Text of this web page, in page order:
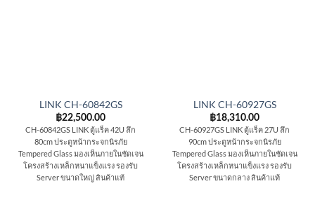
LINK CH-60842GS
฿22,500.00
CH-60842GS LINK ตู้แร็ค 42U ลึก
80cm ประตูหน้ากระจกนิรภัย
Tempered Glass มองเห็นภายในชัดเจน
โครงสร้างเหล็กหนาแข็งแรง รองรับ
Server ขนาดใหญ่ สินค้าแท้
LINK CH-60927GS
฿18,310.00
CH-60927GS LINK ตู้แร็ค 27U ลึก
90cm ประตูหน้ากระจกนิรภัย
Tempered Glass มองเห็นภายในชัดเจน
โครงสร้างเหล็กหนาแข็งแรง รองรับ
Server ขนาดกลาง สินค้าแท้